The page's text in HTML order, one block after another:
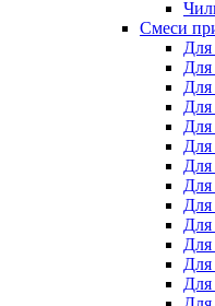
Смеси
Для
Для
Для
Для
Для
Для
Для
Для
Для